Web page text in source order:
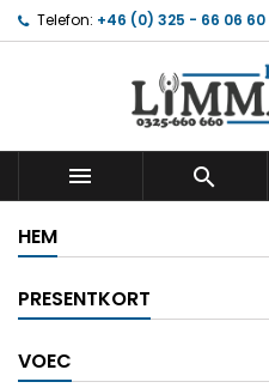
Telefon: +46 (0) 325 - 66 06 60
 
HEM
PRESENTKORT
VOEC